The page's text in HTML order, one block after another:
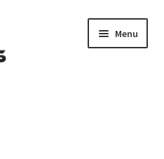
Menu